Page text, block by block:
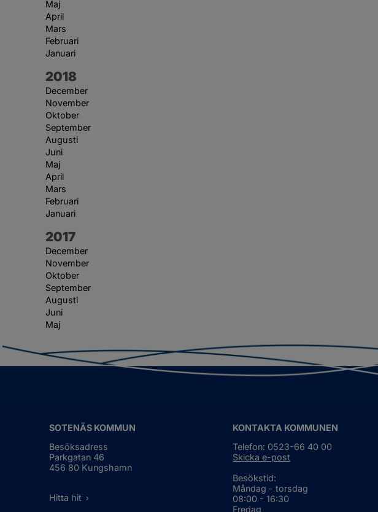
Maj
April
Mars
Februari
Januari
År:
2018
December
November
Oktober
September
Augusti
Juni
Maj
April
Mars
Februari
Januari
År:
2017
December
November
Oktober
September
Augusti
Juni
Maj
SOTENÄS KOMMUN
Besöksadress
Parkgatan 46
456 80 Kungshamn
Hitta hit
KONTAKTA KOMMUNEN
Telefon: 0523-66 40 00
Skicka e-post
Besökstid:
Måndag - torsdag
08:00 - 16:30
Fredag